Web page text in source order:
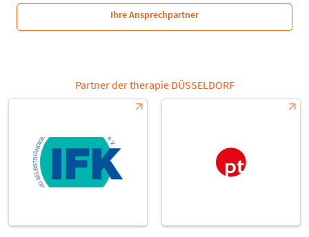
Ihre Ansprechpartner
Partner der therapie DÜSSELDORF